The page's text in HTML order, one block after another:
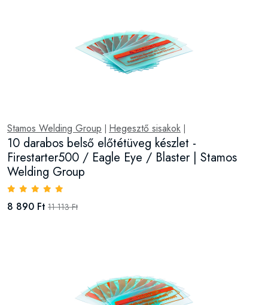
Stamos Welding Group Hegesztő sisakok
10 darabos belső előtétüveg készlet -
Firestarter500 / Eagle Eye / Blaster | Stamos
Welding Group
8 890 Ft 11 113 Ft